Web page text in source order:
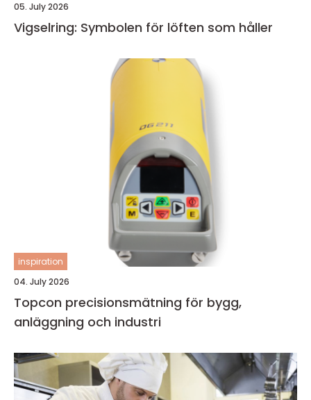
05. July 2026
Vigselring: Symbolen för löften som håller
inspiration
04. July 2026
Topcon precisionsmätning för bygg,
anläggning och industri